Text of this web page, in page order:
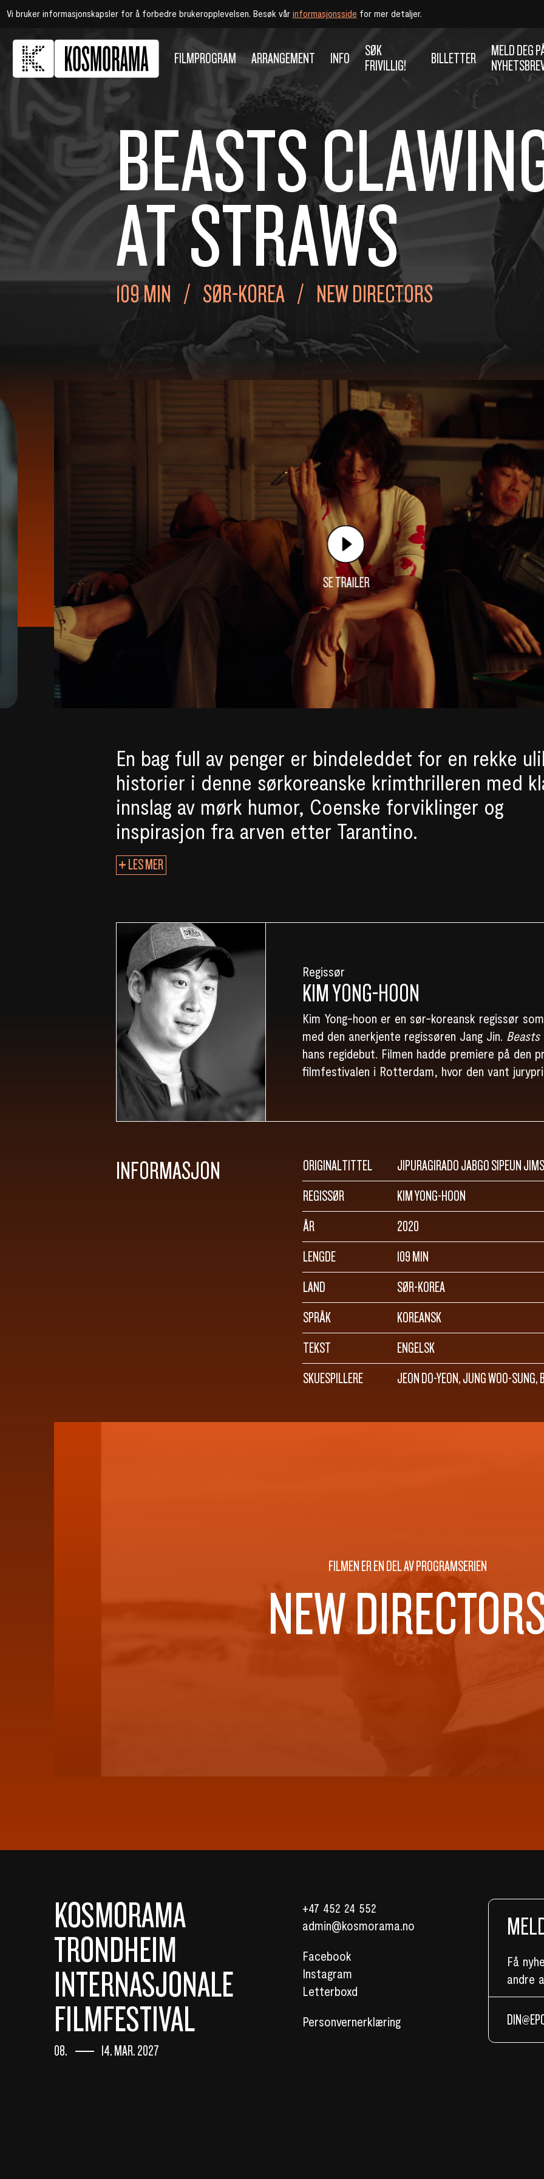
Vi bruker informasjonskapsler for å forbedre brukeropplevelsen. Besøk vår informasjonsside for mer detaljer.
FILMPROGRAM ARRANGEMENT INFO
SØK
FRIVILLIG!
BILLETTER
MELD DEG
BEASTS
AT STRAWS
109 MIN SØR-KOREA NEW DIRECTORS
SE TRAILER
En bag full av penger er bindeleddet for en rekke
historier i denne sørkoreanske krimthrilleren med
innslag av mørk humor, Coenske forviklinger og
inspirasjon fra arven etter Tarantino.
LES MER
Regissør
KIM YONG-HOON
Kim Yong-hoon er en sør-koreansk regissør
med den anerkjente regissøren Jang Jin.
hans regidebut. Filmen hadde premiere på den
filmfestivalen i Rotterdam, hvor den vant
INFORMASJON ORIGINALTITTEL
JIPURAGIRADO JABGO SIPEUN
REGISSØR
KIM YONG-HOON
ÅR
2020
LENGDE
109 MIN
LAND
SØR-KOREA
SPRÅK
KOREANSK
TEKST
ENGELSK
SKUESPILLERE
JEON DO-YEON, JUNG WOO-SUNG,
FILMEN ER EN DEL AV PROGRAMSERIEN
NEW
Få
andre
KOSMORAMA
TRONDHEIM
INTERNASJONALE
FILMFESTIVAL
08. 14. MAR. 2027
+47 452 24 552
admin@kosmorama.no
Facebook
Instagram
Letterboxd
Personvernerklæring